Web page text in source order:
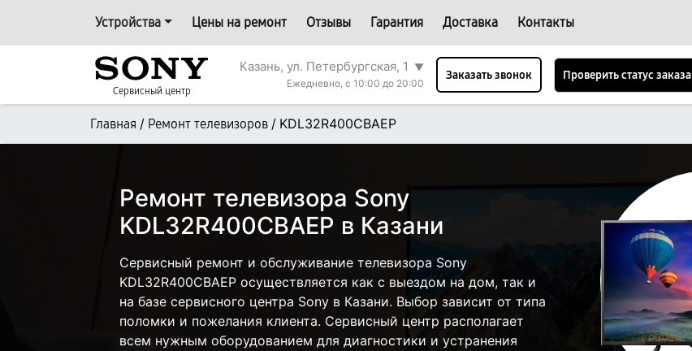
Устройства Цены на ремонт Отзывы Гарантия Доставка Контакты
Сервисный центр
Казань, ул. Петербургская, 1
▼
Ежедневно, с 10:00 до 20:00
Заказать звонок Проверить статус заказа
Главная / Ремонт телевизоров / KDL32R400CBAEP
Ремонт телевизора Sony
KDL32R400CBAEP в Казани
Сервисный ремонт и обслуживание телевизора Sony
KDL32R400CBAEP осуществляется как с выездом на дом, так и
на базе сервисного центра Sony в Казани. Выбор зависит от типа
поломки и пожелания клиента. Сервисный центр располагает
всем нужным оборудованием для диагностики и устранения